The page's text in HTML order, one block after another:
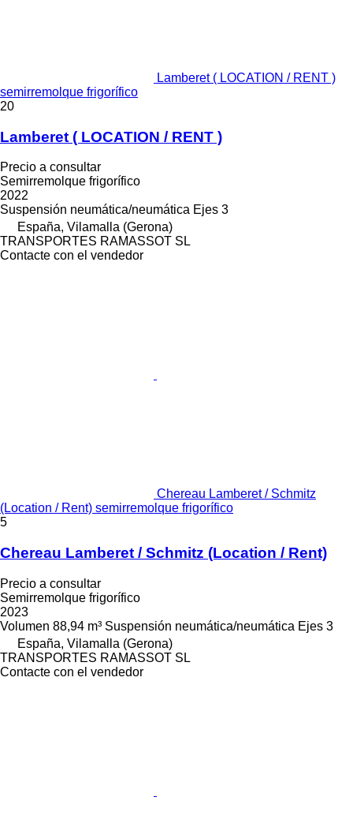
Lamberet ( LOCATION / RENT )
semirremolque frigorífico
20
Lamberet ( LOCATION / RENT )
Precio a consultar
Semirremolque frigorífico
2022
Suspensión neumática/neumática Ejes 3
España, Vilamalla (Gerona)
TRANSPORTES RAMASSOT SL
Contacte con el vendedor
Chereau Lamberet / Schmitz
(Location / Rent) semirremolque frigorífico
5
Chereau Lamberet / Schmitz (Location / Rent)
Precio a consultar
Semirremolque frigorífico
2023
Volumen 88,94 m³ Suspensión neumática/neumática Ejes 3
España, Vilamalla (Gerona)
TRANSPORTES RAMASSOT SL
Contacte con el vendedor